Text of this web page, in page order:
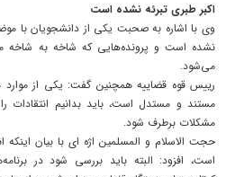
اکبر طبری تبرئه نشده است
وی با اشاره به صحبت یکی از دانشجویان با
نشده است و پرونده‌هایی که شاخه به شاخه
می‌شود.
رییس قوه قضاییه همچنین گفت: یکی از
مستند و مستدل است، باید بدانیم انتقادات
مشکلات برطرف شود.
حجت الاسلام و المسلمین اژه ای با بیان
است، افزود: البته باید بررسی شود در